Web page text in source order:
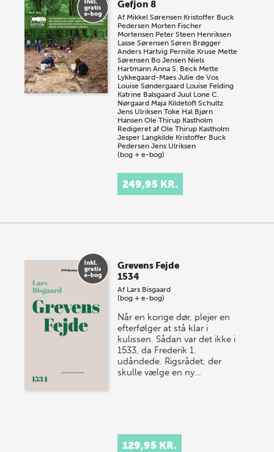
Gefjon 8
Af Mikkel Sørensen Kristoffer Buck
Pedersen Morten Fischer
Mortensen Peter Steen Henriksen
Lasse Sørensen Søren Brøgger
Anders Hartvig Pernille Kruse Mette
Sørensen Bo Jensen Niels
Hartmann Anna S. Beck Mette
Lykkegaard-Maes Julie de Vos
Louise Søndergaard Louise Felding
Katrine Balsgaard Juul Lone C.
Nørgaard Maja Kildetoft Schultz
Jens Ulriksen Toke Hal Bjørn
Hansen Ole Thirup Kastholm
Redigeret afOle Thirup Kastholm
Jesper Langkilde Kristoffer Buck
Pedersen Jens Ulriksen
(bog + e-bog)
Gefjon – Arkæologiske
studier og rapporter er et
tidsskrift for arkæologiske
249,95 KR.
Grevens Fejde
1534
Af Lars Bisgaard
(bog + e-bog)
Når en konge dør, plejer en
efterfølger at stå klar i
kulissen. Sådan var det ikke i
1533, da Frederik 1.
udåndede. Rigsrådet, der
skulle vælge en ny…
129,95 KR.